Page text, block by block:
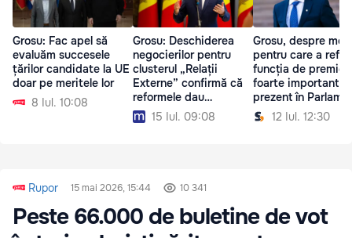
Grosu: Fac apel să
evaluăm succesele
țărilor candidate la UE
doar pe meritele lor
8 Iul. 10:08
Grosu: Deschiderea
negocierilor pentru
clusterul „Relații
Externe” confirmă că
reformele dau
rezultate
15 Iul. 09:08
Grosu, despre
pentru care a
funcția de
foarte important
prezent în
12 Iul. 12:30
Rupor 15 mai 2026, 15:44 10 341
Peste 66.000 de buletine de vot